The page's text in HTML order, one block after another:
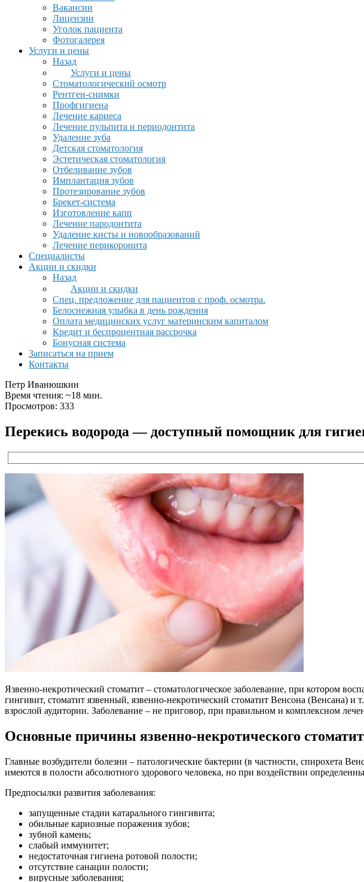
Вакансии
Лицензии
Уголок пациента
Фотогалерея
Услуги и цены
Назад
Услуги и цены
Стоматологический осмотр
Рентген-снимки
Профгигиена
Лечение кариеса
Лечение пульпита и периодонтита
Удаление зуба
Детская стоматология
Эстетическая стоматология
Отбеливание зубов
Имплантация зубов
Протезирование зубов
Брекет-система
Изготовление капп
Лечение пародонтита
Удаление кисты и новообразований
Лечение перикоронита
Специалисты
Акции и скидки
Назад
Акции и скидки
Спец. предложение для пациентов с проф. осмотра.
Белоснежная улыбка в день рождения
Оплата медицинских услуг материнским капиталом
Кредит и беспроцентная рассрочка
Бонусная система
Записаться на прием
Контакты
Петр Иванюшкин
Время чтения: ~18 мин.
Просмотров: 333
Перекись водорода — доступный помощник для
Язвенно-некротический стоматит – стоматологическое заболевание, при котором
гингивит, стоматит язвенный, язвенно-некротический стоматит Венсона (Венсана) и
взрослой аудитории. Заболевание – не приговор, при правильном и комплексном
Основные причины язвенно-некротического
Главные возбудители болезни – патологические бактерии (в частности, спирохета
имеются в полости абсолютного здорового человека, но при воздействии
Предпосылки развития заболевания:
запущенные стадии катарального гингивита;
обильные кариозные поражения зубов;
зубной камень;
слабый иммунитет;
недостаточная гигиена ротовой полости;
отсутствие санации полости;
вирусные заболевания;